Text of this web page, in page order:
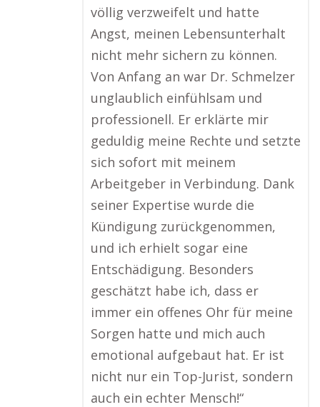
völlig verzweifelt und hatte
Angst, meinen Lebensunterhalt
nicht mehr sichern zu können.
Von Anfang an war Dr. Schmelzer
unglaublich einfühlsam und
professionell. Er erklärte mir
geduldig meine Rechte und setzte
sich sofort mit meinem
Arbeitgeber in Verbindung. Dank
seiner Expertise wurde die
Kündigung zurückgenommen,
und ich erhielt sogar eine
Entschädigung. Besonders
geschätzt habe ich, dass er
immer ein offenes Ohr für meine
Sorgen hatte und mich auch
emotional aufgebaut hat. Er ist
nicht nur ein Top-Jurist, sondern
auch ein echter Mensch!“